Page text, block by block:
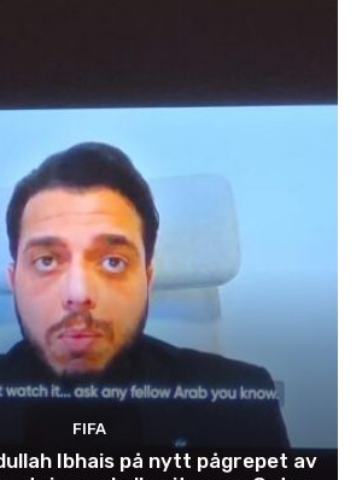
FIFA
Ibhais på nytt pågrepet av